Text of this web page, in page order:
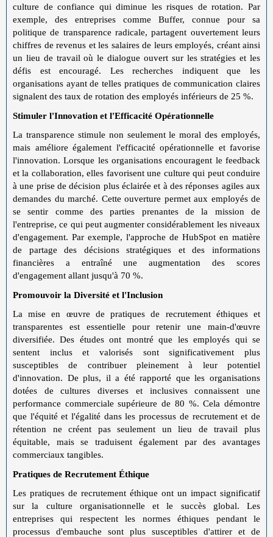
culture de confiance qui diminue les risques de rotation. Par
exemple, des entreprises comme Buffer, connue pour sa
politique de transparence radicale, partagent ouvertement leurs
chiffres de revenus et les salaires de leurs employés, créant ainsi
un lieu de travail où le dialogue ouvert sur les stratégies et les
défis est encouragé. Les recherches indiquent que les
organisations ayant de telles pratiques de communication claires
signalent des taux de rotation des employés inférieurs de 25 %.
Stimuler l'Innovation et l'Efficacité Opérationnelle
La transparence stimule non seulement le moral des employés,
mais améliore également l'efficacité opérationnelle et favorise
l'innovation. Lorsque les organisations encouragent le feedback
et la collaboration, elles favorisent une culture qui peut conduire
à une prise de décision plus éclairée et à des réponses agiles aux
demandes du marché. Cette ouverture permet aux employés de
se sentir comme des parties prenantes de la mission de
l'entreprise, ce qui peut augmenter considérablement les niveaux
d'engagement. Par exemple, l'approche de HubSpot en matière
de partage des décisions stratégiques et des informations
financières a entraîné une augmentation des scores
d'engagement allant jusqu'à 70 %.
Promouvoir la Diversité et l'Inclusion
La mise en œuvre de pratiques de recrutement éthiques et
transparentes est essentielle pour retenir une main-d'œuvre
diversifiée. Des études ont montré que les employés qui se
sentent inclus et valorisés sont significativement plus
susceptibles de contribuer pleinement à leur potentiel
d'innovation. De plus, il a été rapporté que les organisations
dotées de cultures diverses et inclusives connaissent une
performance commerciale supérieure de 80 %. Cela démontre
que l'équité et l'égalité dans les processus de recrutement et de
rétention ne créent pas seulement un lieu de travail plus
équitable, mais se traduisent également par des avantages
commerciaux tangibles.
Pratiques de Recrutement Éthique
Les pratiques de recrutement éthique ont un impact significatif
sur la culture organisationnelle et le succès global. Les
entreprises qui respectent les normes éthiques pendant le
processus d'embauche sont plus susceptibles d'attirer et de